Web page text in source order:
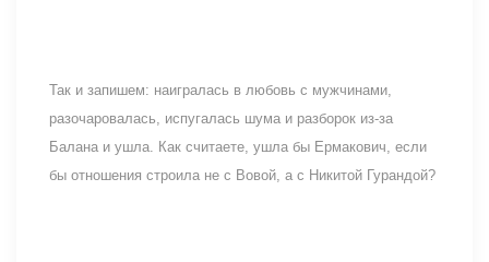
Так и запишем: наигралась в любовь с мужчинами,
разочаровалась, испугалась шума и разборок из-за
Балана и ушла. Как считаете, ушла бы Ермакович, если
бы отношения строила не с Вовой, а с Никитой Гурандой?